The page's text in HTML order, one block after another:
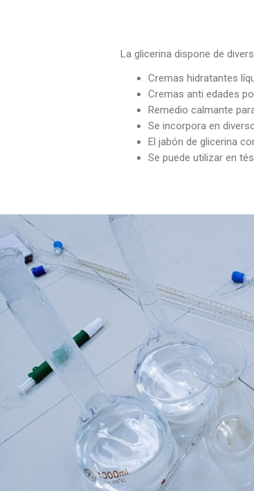
La glicerina dispone de
Cremas hidratantes
Cremas anti edades
Remedio calmante
Se incorpora en
El jabón de glicerina
Se puede utilizar en